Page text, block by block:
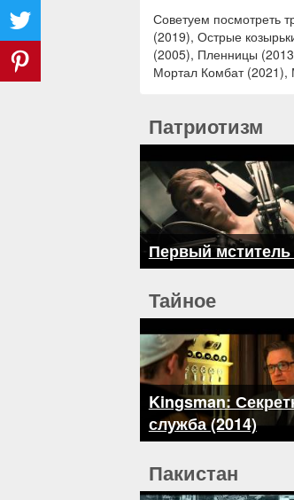
Советуем посмотреть
(2019), Острые
(2005), Пленницы
Мортал Комбат (2021),
Патриотизм
Первый мститель
Тайное
Kingsman:
служба (2014)
Пакистан